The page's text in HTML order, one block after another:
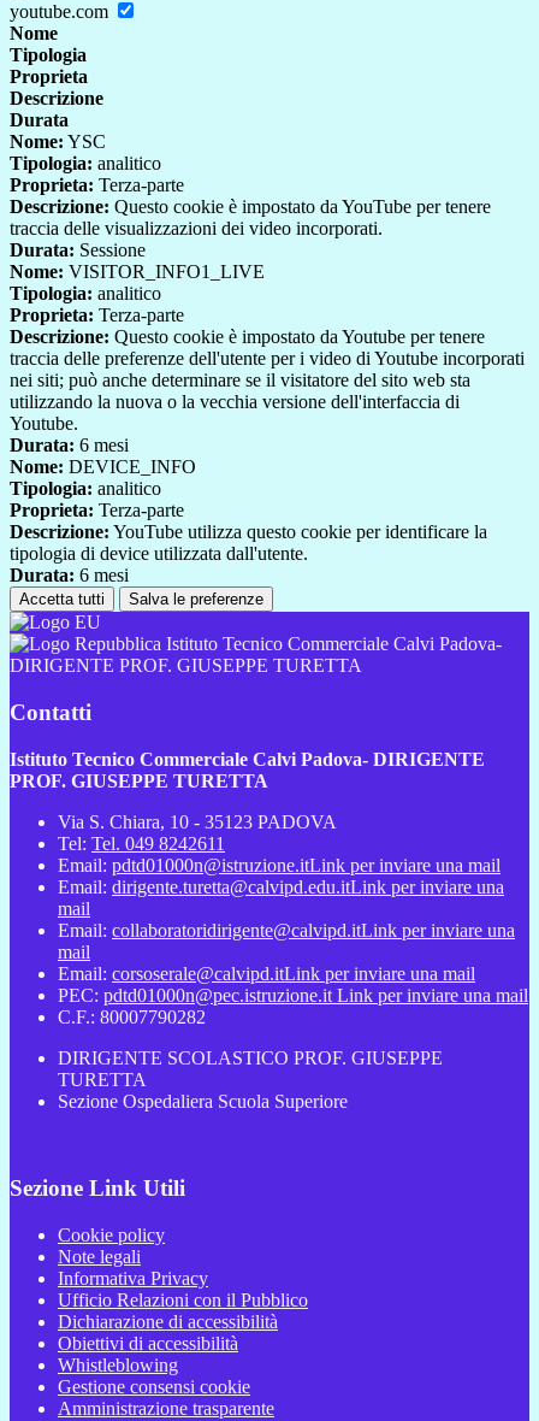
youtube.com
Nome
Tipologia
Proprieta
Descrizione
Durata
Nome: YSC
Tipologia: analitico
Proprieta: Terza-parte
Descrizione: Questo cookie è impostato da YouTube per tenere
traccia delle visualizzazioni dei video incorporati.
Durata: Sessione
Nome: VISITOR_INFO1_LIVE
Tipologia: analitico
Proprieta: Terza-parte
Descrizione: Questo cookie è impostato da Youtube per tenere
traccia delle preferenze dell'utente per i video di Youtube incorporati
nei siti; può anche determinare se il visitatore del sito web sta
utilizzando la nuova o la vecchia versione dell'interfaccia di
Youtube.
Durata: 6 mesi
Nome: DEVICE_INFO
Tipologia: analitico
Proprieta: Terza-parte
Descrizione: YouTube utilizza questo cookie per identificare la
tipologia di device utilizzata dall'utente.
Durata: 6 mesi
Accetta tutti Salva le preferenze
Istituto Tecnico Commerciale Calvi Padova-
DIRIGENTE PROF. GIUSEPPE TURETTA
Contatti
Istituto Tecnico Commerciale Calvi Padova- DIRIGENTE
PROF. GIUSEPPE TURETTA
Via S. Chiara, 10 - 35123 PADOVA
Tel: Tel. 049 8242611
Email: pdtd01000n@istruzione.itLink per inviare una mail
Email: dirigente.turetta@calvipd.edu.itLink per inviare una
mail
Email: collaboratoridirigente@calvipd.itLink per inviare una
mail
Email: corsoserale@calvipd.itLink per inviare una mail
PEC: pdtd01000n@pec.istruzione.it Link per inviare una mail
C.F.: 80007790282
DIRIGENTE SCOLASTICO PROF. GIUSEPPE
TURETTA
Sezione Ospedaliera Scuola Superiore
Sezione Link Utili
Cookie policy
Note legali
Informativa Privacy
Ufficio Relazioni con il Pubblico
Dichiarazione di accessibilità
Obiettivi di accessibilità
Whistleblowing
Gestione consensi cookie
Amministrazione trasparente